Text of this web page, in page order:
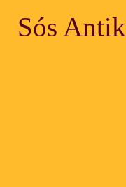
Sós